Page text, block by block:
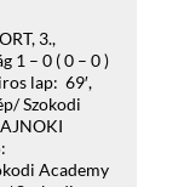
3.,
1 – 0 ( 0 – 0 )
lap: 69′,
Szokodi
Academy